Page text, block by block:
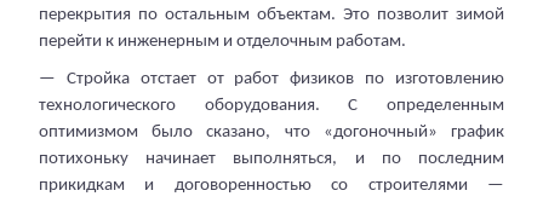
перекрытия по остальным объектам. Это позволит зимой
перейти к инженерным и отделочным работам.
— Стройка отстает от работ физиков по изготовлению
технологического оборудования. С определенным
оптимизмом было сказано, что «догоночный» график
потихоньку начинает выполняться, и по последним
прикидкам и договоренностью со строителями —